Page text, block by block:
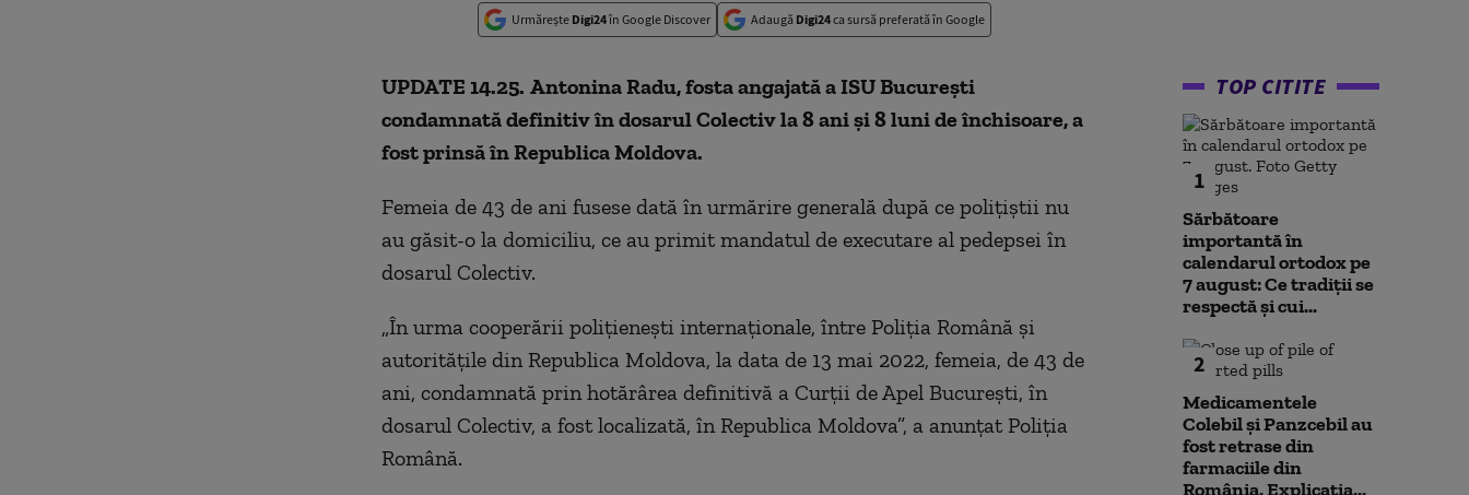
Urmărește Digi24în Google Discover Adaugă Digi24ca sursă preferată în Google
UPDATE 14.25. Antonina Radu, fosta angajată a ISU București
condamnată definitiv în dosarul Colectiv la 8 ani și 8 luni de închisoare, a
fost prinsă în Republica Moldova.
Femeia de 43 de ani fusese dată în urmărire generală după ce polițiștii nu
au găsit-o la domiciliu, ce au primit mandatul de executare al pedepsei în
dosarul Colectiv.
„În urma cooperării polițienești internaționale, între Poliția Română și
autoritățile din Republica Moldova, la data de 13 mai 2022, femeia, de 43 de
ani, condamnată prin hotărârea definitivă a Curții de Apel București, în
dosarul Colectiv, a fost localizată, în Republica Moldova”, a anunțat Poliția
Română.
TOP CITITE
1
Sărbătoare
importantă în
calendarul ortodox pe
7 august: Ce tradiții se
respectă și cui...
2
Medicamentele
Colebil și Panzcebil au
fost retrase din
farmaciile din
România. Explicația...